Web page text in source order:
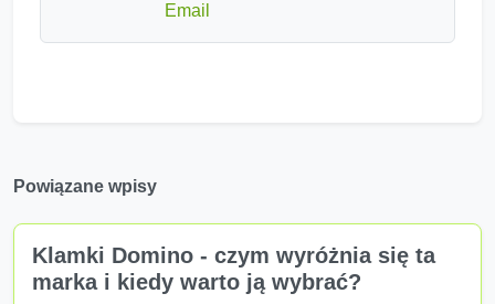
Email
Powiązane wpisy
Klamki Domino - czym wyróżnia się ta
marka i kiedy warto ją wybrać?